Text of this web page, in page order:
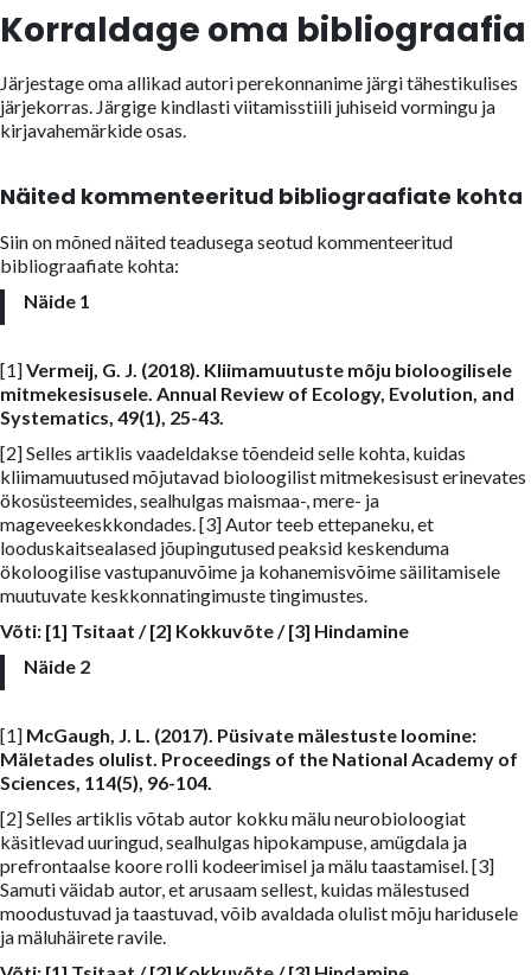
Korraldage oma bibliograafia
Järjestage oma allikad autori perekonnanime järgi tähestikulises
järjekorras. Järgige kindlasti viitamisstiili juhiseid vormingu ja
kirjavahemärkide osas.
Näited kommenteeritud bibliograafiate kohta
Siin on mõned näited teadusega seotud kommenteeritud
bibliograafiate kohta:
Näide 1
[1]Vermeij, G. J. (2018). Kliimamuutuste mõju bioloogilisele
mitmekesisusele. Annual Review of Ecology, Evolution, and
Systematics, 49(1), 25-43.
[2] Selles artiklis vaadeldakse tõendeid selle kohta, kuidas
kliimamuutused mõjutavad bioloogilist mitmekesisust erinevates
ökosüsteemides, sealhulgas maismaa-, mere- ja
mageveekeskkondades. [3] Autor teeb ettepaneku, et
looduskaitsealased jõupingutused peaksid keskenduma
ökoloogilise vastupanuvõime ja kohanemisvõime säilitamisele
muutuvate keskkonnatingimuste tingimustes.
Võti: [1] Tsitaat /[2] Kokkuvõte/[3] Hindamine
Näide 2
[1] McGaugh, J. L. (2017). Püsivate mälestuste loomine:
Mäletades olulist. Proceedings of the National Academy of
Sciences, 114(5), 96-104.
[2] Selles artiklis võtab autor kokku mälu neurobioloogiat
käsitlevad uuringud, sealhulgas hipokampuse, amügdala ja
prefrontaalse koore rolli kodeerimisel ja mälu taastamisel. [3]
Samuti väidab autor, et arusaam sellest, kuidas mälestused
moodustuvad ja taastuvad, võib avaldada olulist mõju haridusele
ja mäluhäirete ravile.